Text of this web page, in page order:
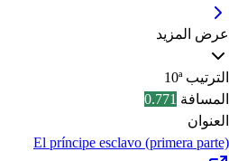
عرض المزيد
الترتيب 10ª
المسافة 0.771
العنوان
El príncipe esclavo (primera parte)